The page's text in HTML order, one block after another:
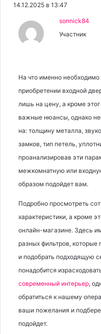
14.12.2025 в 13:47
sonnick84
Участник
На что именно
приобретении входной
лишь на цену, а кроме
важные нюансы, однако
на: толщину металла,
замков, тип петель,
проанализировав эти
межкомнатную или
образом подойдет вам.
Подробно просмотреть
характеристики, а кроме
онлайн-магазине. Здесь
разных фильтров,
и подобрать подходящую
понадобится
современный интерьер,
обратиться к нашему
ваши пожелания и
подойдет.